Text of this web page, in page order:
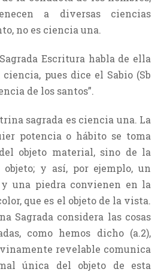
a diversas ciencias
no es ciencia una.
Escritura habla de ella
pues dice el Sabio (Sb
de los santos”.
sagrada es ciencia una. La
potencia o hábito se toma
objeto material, sino de la
y así, por ejemplo, un
y una piedra convienen en la
que es el objeto de la vista.
Sagrada considera las cosas
como hemos dicho (a.2),
revelable comunica
única del objeto de esta